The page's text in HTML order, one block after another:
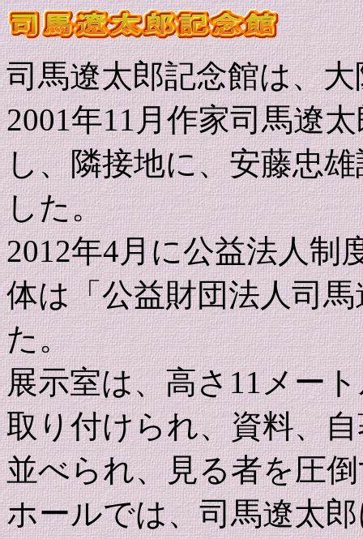
司馬遼太郎記念館は、
2001年11月作家司馬遼
し、隣接地に、安藤忠
した。
2012年4月に公益法人制
体は「公益財団法人司
た。
展示室は、高さ11メー
取り付けられ、資料、
並べられ、見る者を圧
ホールでは、司馬遼太